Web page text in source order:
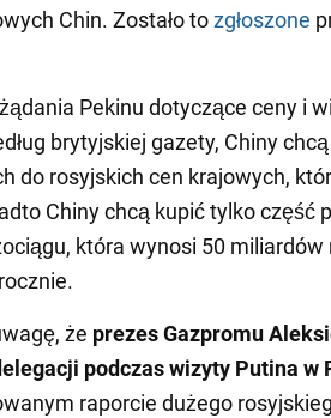
Chin. Zostało tozgłoszone
Pekinu dotyczące ceny i
brytyjskiej gazety, Chiny
do rosyjskich cen krajowych,
Chiny chcą kupić tylko część
która wynosi 50
że prezes Gazpromu
podczas wizyty Putina w
raporcie dużego